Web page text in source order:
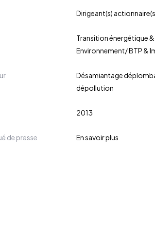
Dirigeant(s)
Transition énergétique &
Environnement/ BTP &
Désamiantage
dépollution
2013
de presse En savoir plus